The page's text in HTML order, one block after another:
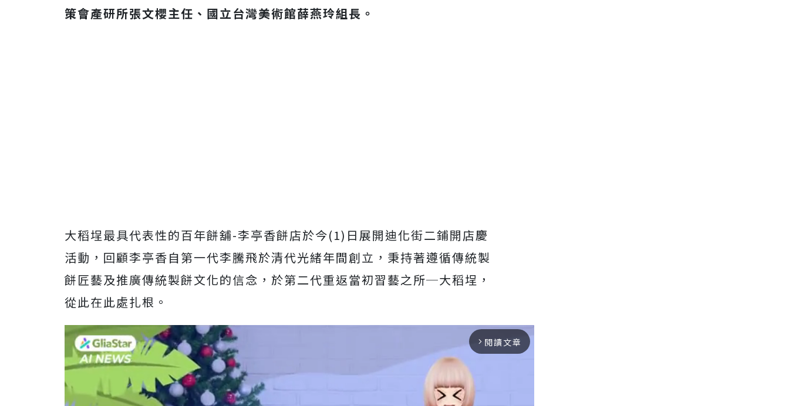
策會產研所張文櫻主任、國立台灣美術館薛燕玲組長。
大稻埕最具代表性的百年餅舖-李亭香餅店於今(1)日展開迪化街二鋪開店慶
活動，回顧李亭香自第一代李騰飛於清代光緒年間創立，秉持著遵循傳統製
餅匠藝及推廣傳統製餅文化的信念，於第二代重返當初習藝之所─大稻埕，
從此在此處扎根。
arrow_forward_ios 閱讀文章